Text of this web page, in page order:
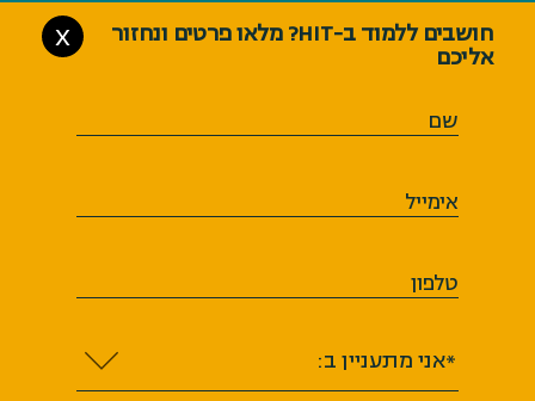
חושבים ללמוד ב-HIT? מלאו פרטים ונחזור
אליכם
X
שם
אימייל
טלפון
*אני מתעניין ב: